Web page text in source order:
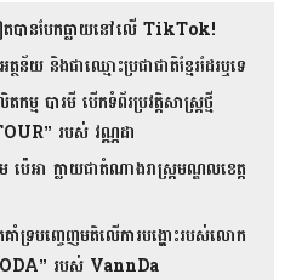
បានបែកធ្លាយនៅលើ TikTok!
យ និងជាឈ្មោះប្រជាជាតិខ្មែរដែរឬទេ
ម បារមី​ បើកទំព័រប្រវត្តិសាស្ត្រថ្មី
របស់ វណ្ណដា
ប៉េអា ក្លាយជាតំណាងរាស្ត្រមណ្ឌលខេត្ត
ទ្របញ្ចេញមតិលើការបង្ហោះរបស់លោក
រ​​​បស់ VannDa